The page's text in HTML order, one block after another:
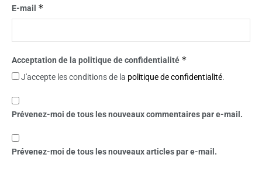
E-mail *
Acceptation de la politique de confidentialité *
J'accepte les conditions de la politique de confidentialité.
Prévenez-moi de tous les nouveaux commentaires par e-mail.
Prévenez-moi de tous les nouveaux articles par e-mail.